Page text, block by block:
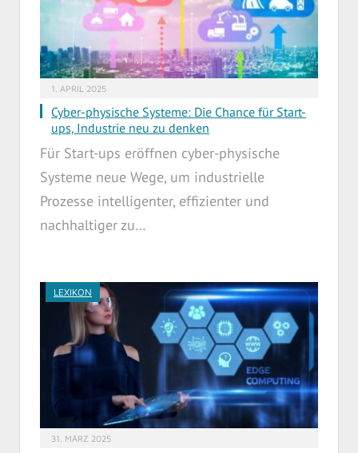
1. APRIL 2025
Cyber-physische Systeme: Die Chance für Start-
ups, Industrie neu zu denken
Für Start-ups eröffnen cyber-physische
Systeme neue Wege, um industrielle
Prozesse intelligenter, effizienter und
nachhaltiger zu…
LEXIKON
31. MÄRZ 2025